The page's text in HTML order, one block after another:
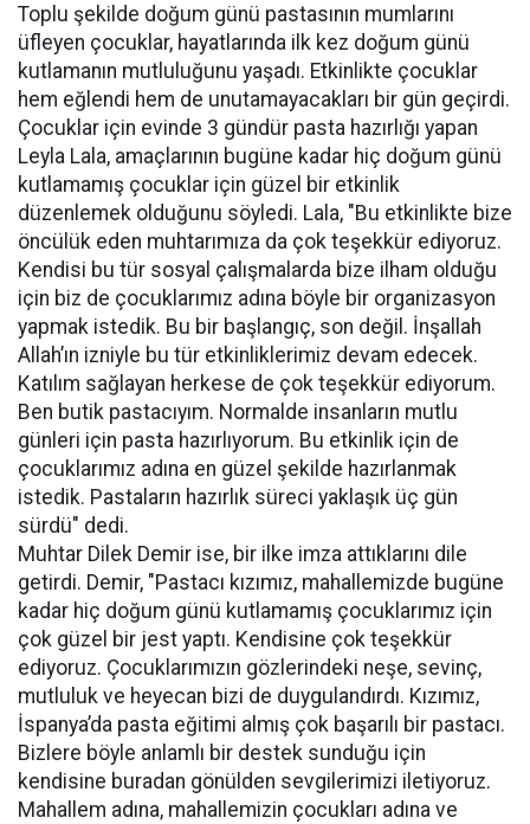
Toplu şekilde doğum günü pastasının mumlarını
üfleyen çocuklar, hayatlarında ilk kez doğum günü
kutlamanın mutluluğunu yaşadı. Etkinlikte çocuklar
hem eğlendi hem de unutamayacakları bir gün geçirdi.
Çocuklar için evinde 3 gündür pasta hazırlığı yapan
Leyla Lala, amaçlarının bugüne kadar hiç doğum günü
kutlamamış çocuklar için güzel bir etkinlik
düzenlemek olduğunu söyledi. Lala, "Bu etkinlikte bize
öncülük eden muhtarımıza da çok teşekkür ediyoruz.
Kendisi bu tür sosyal çalışmalarda bize ilham olduğu
için biz de çocuklarımız adına böyle bir organizasyon
yapmak istedik. Bu bir başlangıç, son değil. İnşallah
Allah’ın izniyle bu tür etkinliklerimiz devam edecek.
Katılım sağlayan herkese de çok teşekkür ediyorum.
Ben butik pastacıyım. Normalde insanların mutlu
günleri için pasta hazırlıyorum. Bu etkinlik için de
çocuklarımız adına en güzel şekilde hazırlanmak
istedik. Pastaların hazırlık süreci yaklaşık üç gün
sürdü" dedi.
Muhtar Dilek Demir ise, bir ilke imza attıklarını dile
getirdi. Demir, "Pastacı kızımız, mahallemizde bugüne
kadar hiç doğum günü kutlamamış çocuklarımız için
çok güzel bir jest yaptı. Kendisine çok teşekkür
ediyoruz. Çocuklarımızın gözlerindeki neşe, sevinç,
mutluluk ve heyecan bizi de duygulandırdı. Kızımız,
İspanya’da pasta eğitimi almış çok başarılı bir pastacı.
Bizlere böyle anlamlı bir destek sunduğu için
kendisine buradan gönülden sevgilerimizi iletiyoruz.
Mahallem adına, mahallemizin çocukları adına ve